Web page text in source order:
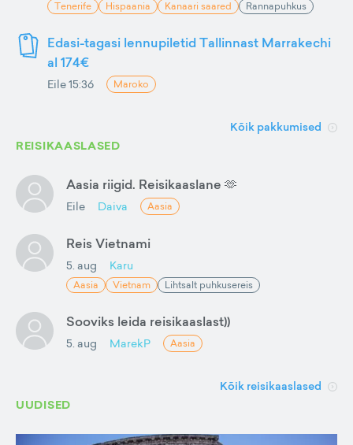
Tenerife Hispaania Kanaari saared Rannapuhkus
Edasi-tagasi lennupiletid Tallinnast Marrakechi
al 174€
Eile 15:36 Maroko
Kõik pakkumised
REISIKAASLASED
Aasia riigid. Reisikaaslane 🫶
Eile Daiva Aasia
Reis Vietnami
5. aug Karu
Aasia Vietnam Lihtsalt puhkusereis
Sooviks leida reisikaaslast))
5. aug MarekP Aasia
Kõik reisikaaslased
UUDISED